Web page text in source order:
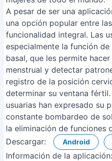
A pesar de ser una
una opción popular entre
funcionalidad integral. Las
especialmente la función
basal, que les permite
menstrual y detectar
registro de la posición
determinar su ventana
usuarias han expresado su
constante bombardeo de
la eliminación de funciones
Descargar:
Android
Información de la aplicación: